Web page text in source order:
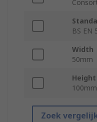
BS EN
Width
50mm
Height
100mm
Zoek